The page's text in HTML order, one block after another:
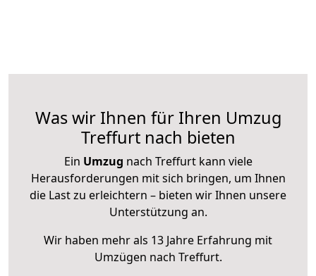
Was wir Ihnen für Ihren Umzug
Treffurt nach bieten
Ein Umzug nach Treffurt kann viele
Herausforderungen mit sich bringen, um Ihnen
die Last zu erleichtern – bieten wir Ihnen unsere
Unterstützung an.
Wir haben mehr als 13 Jahre Erfahrung mit
Umzügen nach Treffurt.